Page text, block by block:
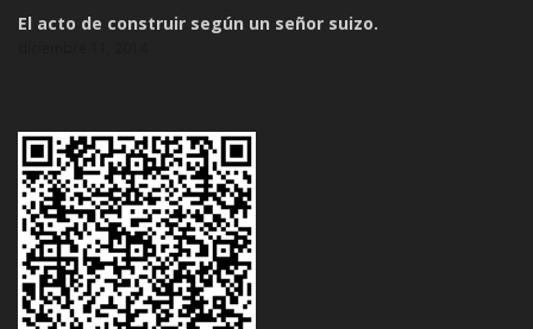
El acto de construir según un señor suizo.